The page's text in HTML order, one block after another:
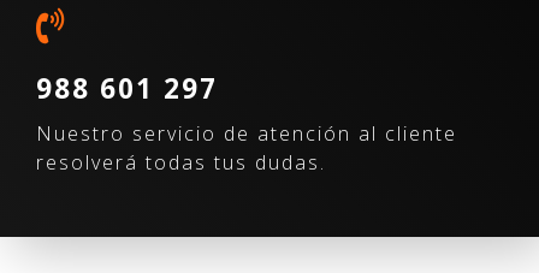
988 601 297
Nuestro servicio de atención al cliente
resolverá todas tus dudas.